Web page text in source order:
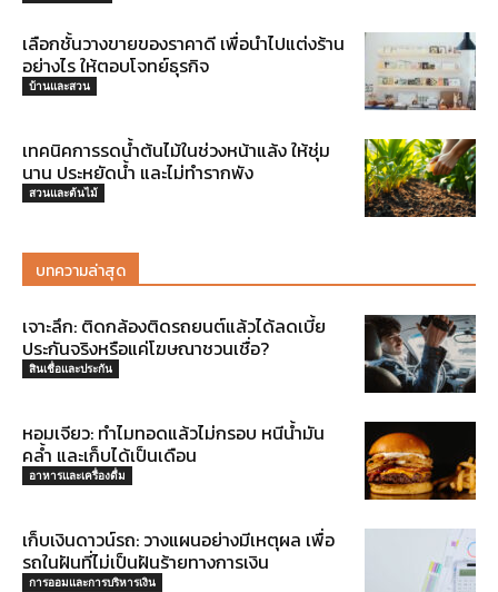
เลือกชั้นวางขายของราคาดี เพื่อนำไปแต่งร้าน
อย่างไร ให้ตอบโจทย์ธุรกิจ
บ้านและสวน
เทคนิคการรดน้ำต้นไม้ในช่วงหน้าแล้ง ให้ชุ่ม
นาน ประหยัดน้ำ และไม่ทำรากพัง
สวนและต้นไม้
บทความล่าสุด
เจาะลึก: ติดกล้องติดรถยนต์แล้วได้ลดเบี้ย
ประกันจริงหรือแค่โฆษณาชวนเชื่อ?
สินเชื่อและประกัน
หอมเจียว: ทำไมทอดแล้วไม่กรอบ หนีน้ำมัน
คล้ำ และเก็บได้เป็นเดือน
อาหารและเครื่องดื่ม
เก็บเงินดาวน์รถ: วางแผนอย่างมีเหตุผล เพื่อ
รถในฝันที่ไม่เป็นฝันร้ายทางการเงิน
การออมและการบริหารเงิน